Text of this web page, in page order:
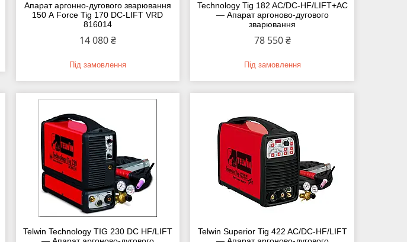
Апарат аргонно-дугового зварювання
150 А Force Tig 170 DC-LIFT VRD
816014
14 080 ₴
Під замовлення
Technology Tig 182 AC/DC-HF/LIFT+AC
— Апарат аргоново-дугового
зварювання
78 550 ₴
Під замовлення
Telwin Technology TIG 230 DC HF/LIFT
Telwin Superior Tig 422 AC/DC-HF/LIFT